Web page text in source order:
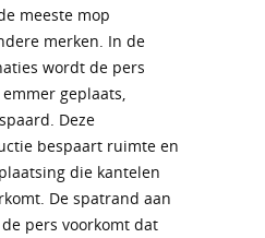
meeste mop
merken. In de
wordt de pers
geplaats,
Deze
bespaart ruimte en
die kantelen
De spatrand aan
pers voorkomt dat